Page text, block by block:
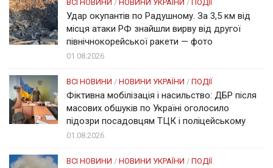
ВСІ НОВИНИ / НОВИНИ УКРАЇНИ / ПОДІЇ
Удар окупантів по Радушному. За 3,5 км від
місця атаки РФ знайшли вирву від другої
північнокорейської ракети — фото
01.08.2026
ВСІ НОВИНИ / НОВИНИ УКРАЇНИ / ПОДІЇ
Фіктивна мобілізація і насильство: ДБР після
масових обшуків по Україні оголосило
підозри посадовцям ТЦК і поліцейському
01.08.2026
ВСІ НОВИНИ / НОВИНИ УКРАЇНИ / ПОДІЇ